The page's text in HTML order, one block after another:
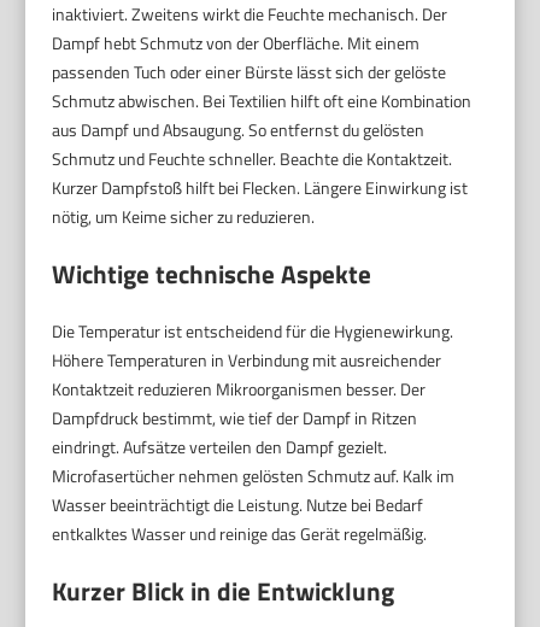
inaktiviert. Zweitens wirkt die Feuchte mechanisch. Der
Dampf hebt Schmutz von der Oberfläche. Mit einem
passenden Tuch oder einer Bürste lässt sich der gelöste
Schmutz abwischen. Bei Textilien hilft oft eine Kombination
aus Dampf und Absaugung. So entfernst du gelösten
Schmutz und Feuchte schneller. Beachte die Kontaktzeit.
Kurzer Dampfstoß hilft bei Flecken. Längere Einwirkung ist
nötig, um Keime sicher zu reduzieren.
Wichtige technische Aspekte
Die Temperatur ist entscheidend für die Hygienewirkung.
Höhere Temperaturen in Verbindung mit ausreichender
Kontaktzeit reduzieren Mikroorganismen besser. Der
Dampfdruck bestimmt, wie tief der Dampf in Ritzen
eindringt. Aufsätze verteilen den Dampf gezielt.
Microfasertücher nehmen gelösten Schmutz auf. Kalk im
Wasser beeinträchtigt die Leistung. Nutze bei Bedarf
entkalktes Wasser und reinige das Gerät regelmäßig.
Kurzer Blick in die Entwicklung